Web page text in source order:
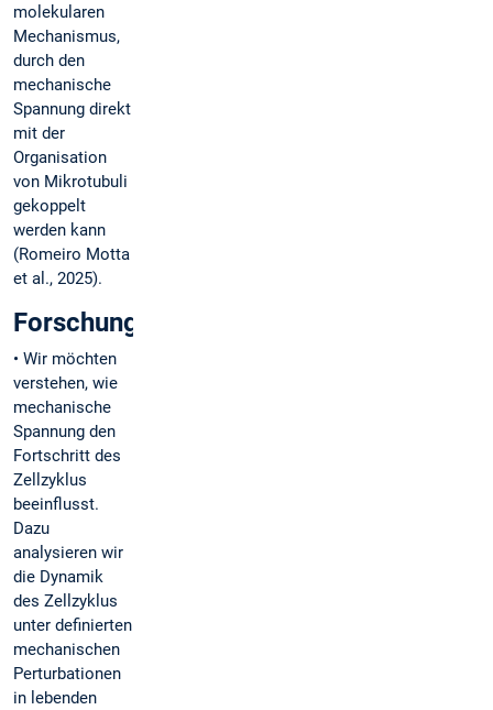
molekularen
Mechanismus,
durch den
mechanische
Spannung direkt
mit der
Organisation
von Mikrotubuli
gekoppelt
werden kann
(Romeiro Motta
et al., 2025).
Forschungsziele
• Wir möchten
verstehen, wie
mechanische
Spannung den
Fortschritt des
Zellzyklus
beeinflusst.
Dazu
analysieren wir
die Dynamik
des Zellzyklus
unter definierten
mechanischen
Perturbationen
in lebenden